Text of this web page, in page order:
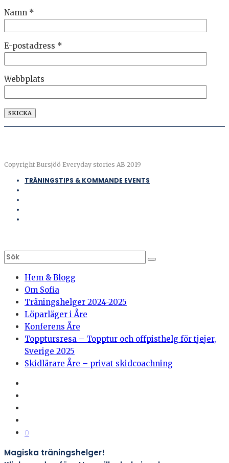
Namn *
E-postadress *
Webbplats
Copyright Bursjöö Everyday stories AB 2019
TRÄNINGSTIPS & KOMMANDE EVENTS
Hem & Blogg
Om Sofia
Träningshelger 2024-2025
Löparläger i Åre
Konferens Åre
Topptursresa – Topptur och offpisthelg för tjejer,
Sverige 2025
Skidlärare Åre – privat skidcoachning
0
Magiska träningshelger!